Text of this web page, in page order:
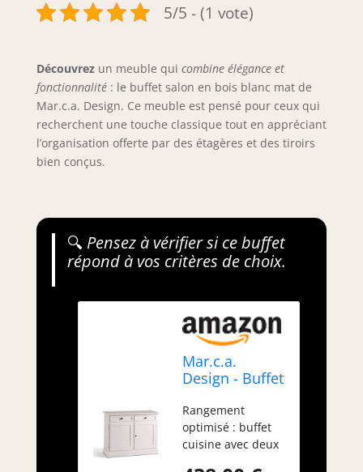
5/5 - (1 vote)
Découvrezun meuble qui combine élégance et
fonctionnalité: le buffet salon en bois blanc mat de
Mar.c.a. Design. Ce meuble est pensé pour ceux qui
recherchent une touche classique tout en appréciant
l’organisation offerte par des étagères et des tiroirs
bien conçus.
🔍 Pensez à vérifier si ce buffet
répond à vos critères de choix.
Mar.c.a.
Design - Buffet
2 Tiroirs
105x42x85 cm
- Bahut Salle à
Rangement
optimisé : buffet
cuisine avec deux